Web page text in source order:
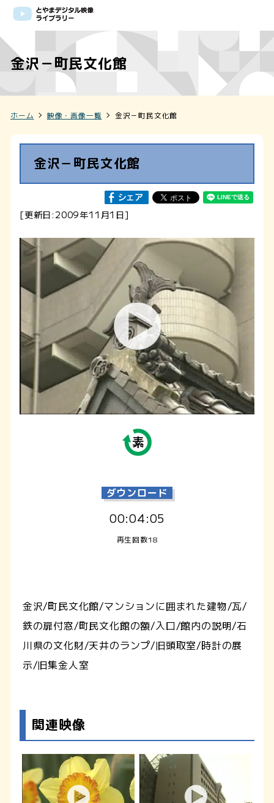
金沢－町民文化館
ホーム 映像・画像一覧 金沢－町民文化館
金沢－町民文化館
[更新日:2009年11月1日]
ダウンロード
00:04:05
再生回数18
金沢/町民文化館/マンションに囲まれた建物/瓦/
鉄の扉付窓/町民文化館の額/入口/館内の説明/石
川県の文化財/天井のランプ/旧頭取室/時計の展
示/旧集金人室
関連映像